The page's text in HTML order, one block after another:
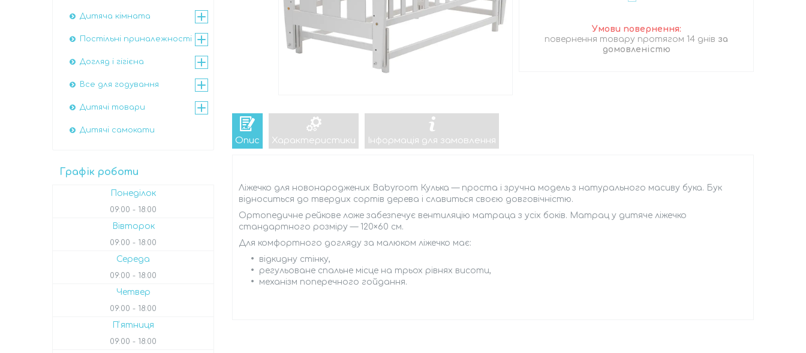
повернення товару протягом 14 днів за
домовленістю
Опис Характеристики Інформація для замовлення
Ліжечко для новонароджених Babyroom Кулька — проста і зручна модель з натурального масиву бука. Бук
відноситься до твердих сортів дерева і славиться своєю довговічністю.
Ортопедичне рейкове ложе забезпечує вентиляцію матраца з усіх боків. Матрац у дитяче ліжечко
стандартного розміру — 120×60 см.
Для комфортного догляду за малюком ліжечко має:
відкидну стінку,
регульоване спальне місце на трьох рівнях висоти,
механізм поперечного гойдання.
Дитяча кімната
Постільні приналежності
Догляд і гігієна
Все для годування
Дитячі товари
Дитячі самокати
Графік роботи
Понеділок
09:00 18:00
Вівторок
09:00 18:00
Середа
09:00 18:00
Четвер
09:00 18:00
Пʼятниця
09:00 18:00